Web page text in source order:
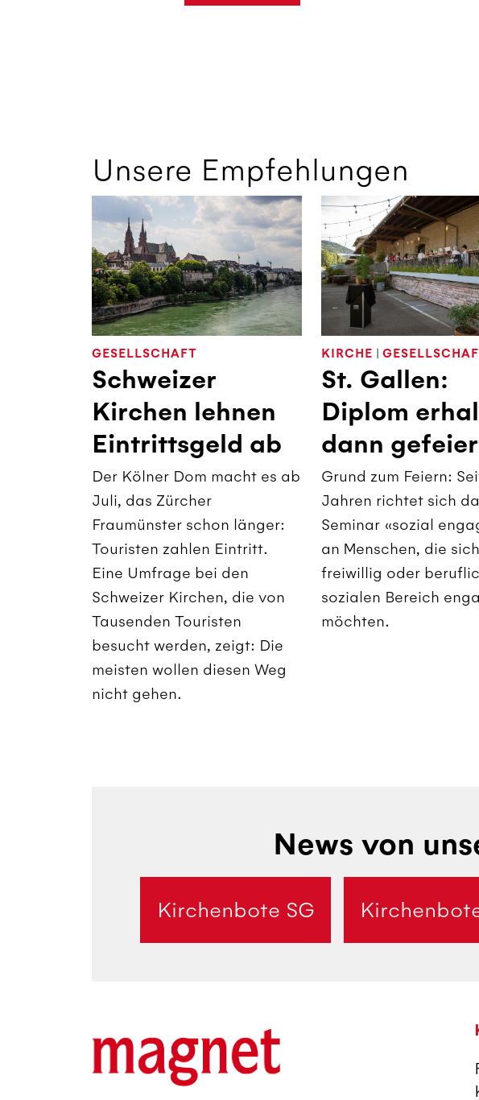
Unsere Empfehlungen
GESELLSCHAFT
Schweizer
Kirchen lehnen
Eintrittsgeld ab
Der Kölner Dom macht es ab
Juli, das Zürcher
Fraumünster schon länger:
Touristen zahlen Eintritt.
Eine Umfrage bei den
Schweizer Kirchen, die von
Tausenden Touristen
besucht werden, zeigt: Die
meisten wollen diesen Weg
nicht gehen.
KIRCHE |
St. Gallen:
Diplom
dann
Grund zum Feiern:
Jahren richtet sich
Seminar «sozial
an Menschen, die sich
freiwillig oder
sozialen Bereich
möchten.
News von
Kirchenbote SG